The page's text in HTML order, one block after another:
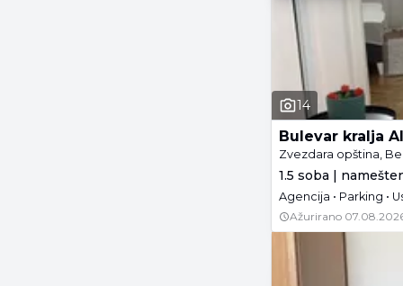
14
Bulevar kralja
Zvezdara opština,
1.5 soba |
Agencija • Parking •
Ažurirano